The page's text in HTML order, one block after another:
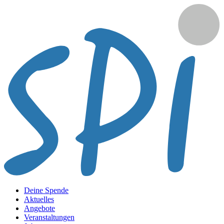
Deine Spende
Aktuelles
Angebote
Veranstaltungen